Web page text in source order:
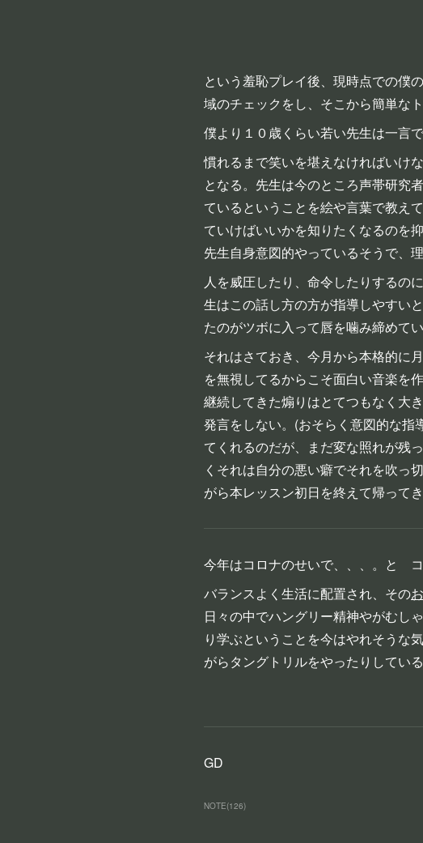
という羞恥プレイ後、現時点での僕
域のチェックをし、そこから簡単な
僕より１０歳くらい若い先生は一言
慣れるまで笑いを堪えなければいけ
となる。先生は今のところ声帯研究
ているということを絵や言葉で教え
ていけばいいかを知りたくなるのを
先生自身意図的やっているそうで、
人を威圧したり、命令したりするの
生はこの話し方の方が指導しやすい
たのがツボに入って唇を噛み締めて
それはさておき、今月から本格的に
を無視してるからこそ面白い音楽を
継続してきた煽りはとてつもなく大
発言をしない。(おそらく意図的な指
てくれるのだが、まだ変な照れが残
くそれは自分の悪い癖でそれを吹っ
がら本レッスン初日を終えて帰ってき
今年はコロナのせいで、、、。と
バランスよく生活に配置され、その
日々の中でハングリー精神やがむし
り学ぶということを今はやれそうな
がらタングトリルをやったりしている
GD
NOTE(126)